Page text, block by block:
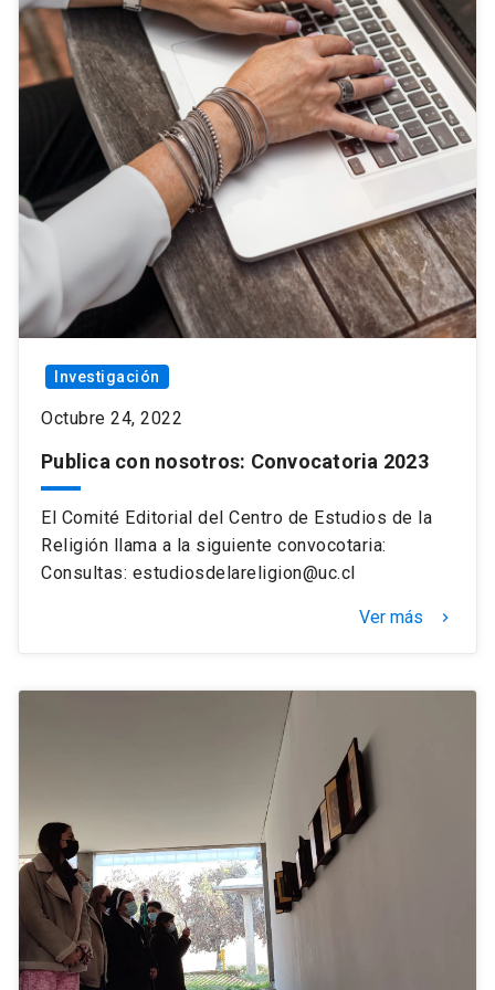
Investigación
Octubre 24, 2022
Publica con nosotros: Convocatoria 2023
El Comité Editorial del Centro de Estudios de la
Religión llama a la siguiente convocotaria:
Consultas: estudiosdelareligion@uc.cl
Ver más keyboard_arrow_right